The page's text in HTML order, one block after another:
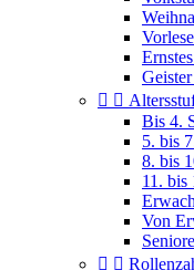
 
Bis 4.
5. bis
8. bis
11. bis
Von
 